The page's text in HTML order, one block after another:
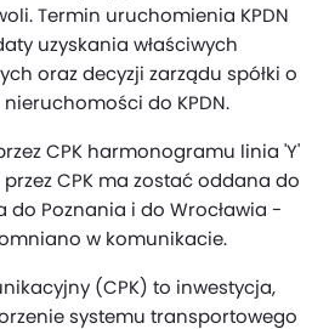
Termin uruchomienia KPDN
uzyskania właściwych
oraz decyzji zarządu spółki o
do KPDN.
CPK harmonogramu linia 'Y'
CPK ma zostać oddana do
do Poznania i do Wrocławia -
w komunikacie.
(CPK) to inwestycja,
systemu transportowego